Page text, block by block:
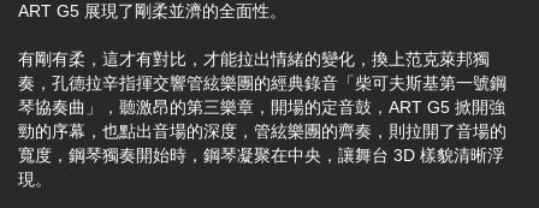
ART G5 展現了剛柔並濟的全面性。
有剛有柔，這才有對比，才能拉出情緒的變化，換上范克萊邦獨
奏，孔德拉辛指揮交響管絃樂團的經典錄音「柴可夫斯基第一號鋼
琴協奏曲」，聽激昂的第三樂章，開場的定音鼓，ART G5 掀開強
勁的序幕，也點出音場的深度，管絃樂團的齊奏，則拉開了音場的
寬度，鋼琴獨奏開始時，鋼琴凝聚在中央，讓舞台 3D 樣貌清晰浮
現。